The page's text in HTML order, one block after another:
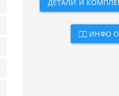
которые положено
могут продаваться
В Оверол Кит обычно не
поршни.
ДЕТАЛИ И
ИНФО